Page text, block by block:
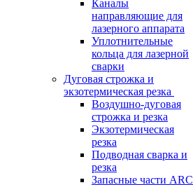
Каналы
направляющие для
лазерного аппарата
Уплотнительные
кольца для лазерной
сварки
Дуговая строжка и
экзотермическая резка
Воздушно-дуговая
строжка и резка
Экзотермическая
резка
Подводная сварка и
резка
Запасные части ARC